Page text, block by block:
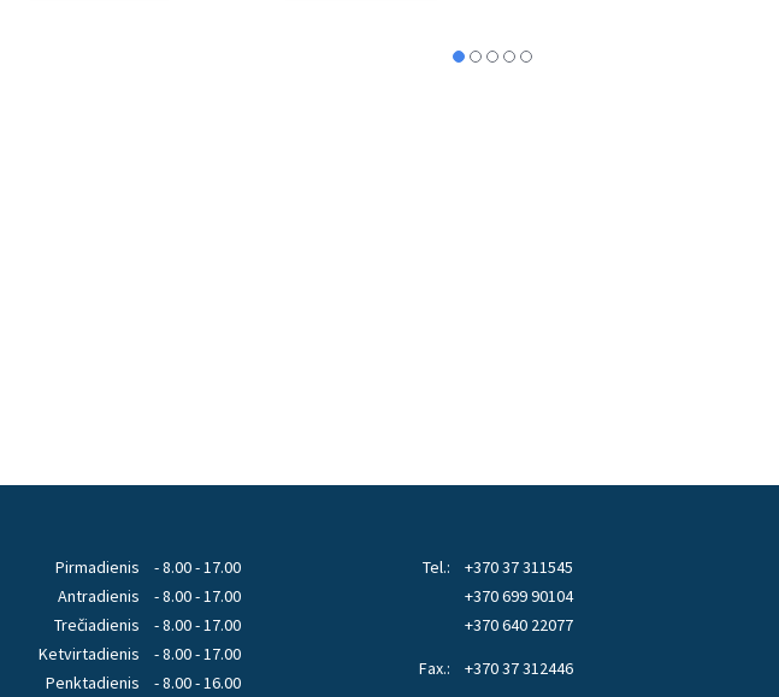
Pirmadienis
Antradienis
Trečiadienis
Ketvirtadienis
Penktadienis
- 8.00 - 17.00
- 8.00 - 17.00
- 8.00 - 17.00
- 8.00 - 17.00
- 8.00 - 16.00
Tel.:
+370 37 311545
+370 699 90104
+370 640 22077
Fax.:
+370 37 312446